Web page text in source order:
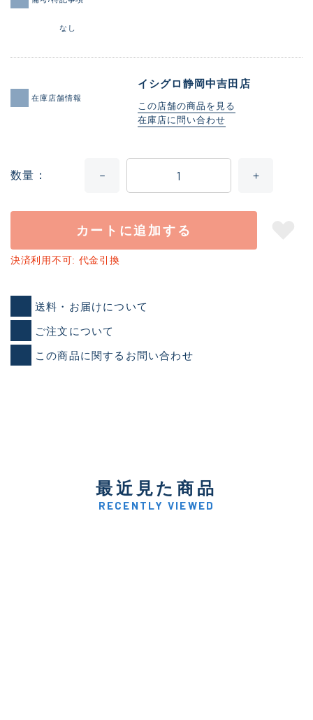
なし
在庫店舗情報
イシグロ静岡中吉田店
この店舗の商品を見る
在庫店に問い合わせ
数量
カートに追加する
決済利用不可: 代金引換
送料・お届けについて
ご注文について
この商品に関するお問い合わせ
最近見た商品
RECENTLY VIEWED